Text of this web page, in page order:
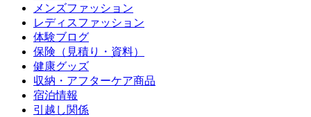
メンズファッション
レディスファッション
体験ブログ
保険（見積り・資料）
健康グッズ
収納・アフターケア商品
宿泊情報
引越し関係